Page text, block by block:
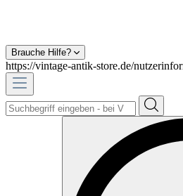
Brauche Hilfe?
https://vintage-antik-store.de/